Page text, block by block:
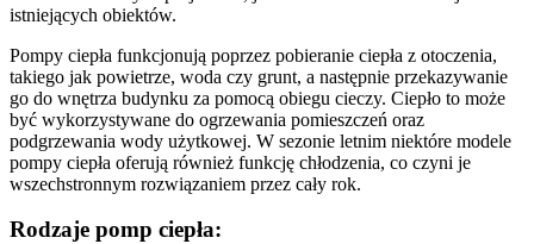
istniejących obiektów.
Pompy ciepła funkcjonują poprzez pobieranie ciepła z otoczenia,
takiego jak powietrze, woda czy grunt, a następnie przekazywanie
go do wnętrza budynku za pomocą obiegu cieczy. Ciepło to może
być wykorzystywane do ogrzewania pomieszczeń oraz
podgrzewania wody użytkowej. W sezonie letnim niektóre modele
pompy ciepła oferują również funkcję chłodzenia, co czyni je
wszechstronnym rozwiązaniem przez cały rok.
Rodzaje pomp ciepła: